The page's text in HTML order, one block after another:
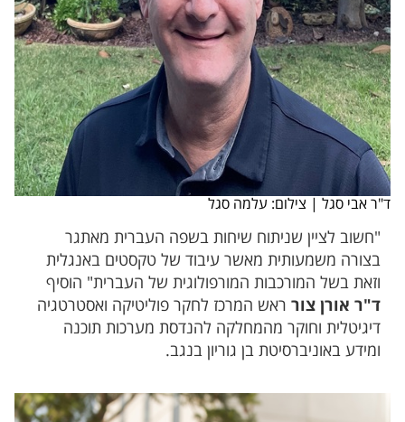
ד"ר אבי סגל | צילום: עלמה סגל
"חשוב לציין שניתוח שיחות בשפה העברית מאתגר
בצורה משמעותית מאשר עיבוד של טקסטים באנגלית
וזאת בשל המורכבות המורפולוגית של העברית" הוסיף
ד"ר אורן צור ראש המרכז לחקר פוליטיקה ואסטרטגיה
דיגיטלית וחוקר מהמחלקה להנדסת מערכות תוכנה
ומידע באוניברסיטת בן גוריון בנגב.